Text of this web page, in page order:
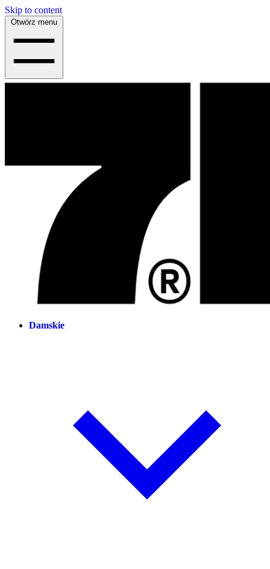
Skip to content
Otwórz menu
Damskie